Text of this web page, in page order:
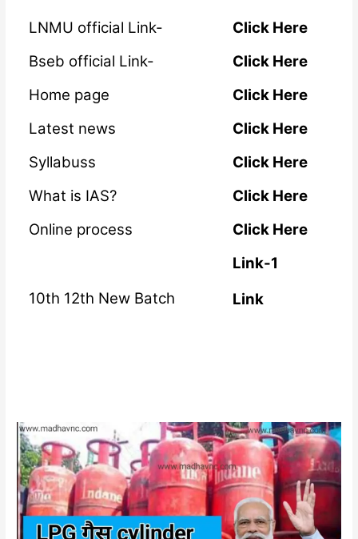
LNMU official Link-
Click Here
Bseb official Link-
Click Here
Home page
Click Here
Latest news
Click Here
Syllabuss
Click Here
What is IAS?
Click Here
Online process
Click Here
10th 12th New Batch
Link-1
Link